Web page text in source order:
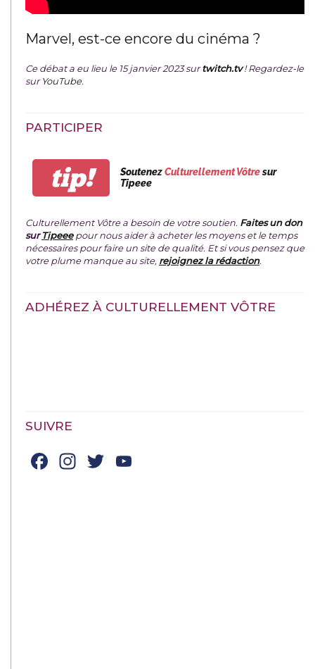
Marvel, est-ce encore du cinéma ?
Ce débat a eu lieu le 15 janvier 2023 surtwitch.tv ! Regardez-le
surYouTube.
PARTICIPER
tip! SoutenezCulturellement Vôtresur
Tipeee
Culturellement Vôtre a besoin de votre soutien. Faites un don
surTipeeepour nous aider à acheter les moyens et le temps
nécessaires pour faire un site de qualité. Et si vous pensez que
votre plume manque au site, rejoignez la rédaction.
ADHÉREZ À CULTURELLEMENT VÔTRE
SUIVRE
Facebook
Instagram
Twitter